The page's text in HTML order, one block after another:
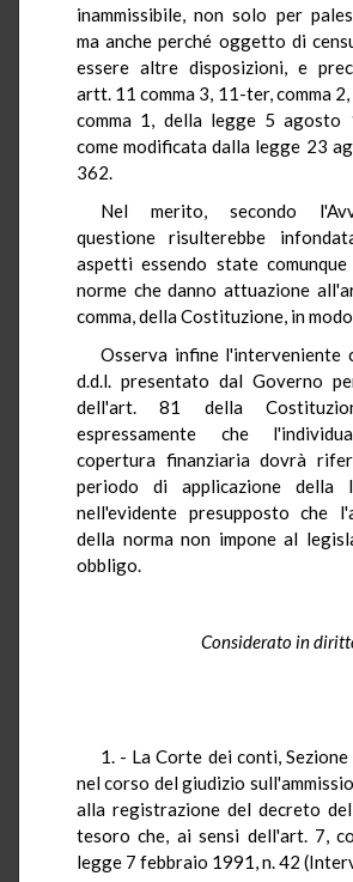
inammissibile, non solo per
ma anche perché oggetto di
essere altre disposizioni, e
artt. 11 comma 3, 11-ter, comma
comma 1, della legge 5 agosto
come modificata dalla legge 23
362.
Nel merito, secondo
questione risulterebbe
aspetti essendo state
norme che danno attuazione
comma, della Costituzione, in
Osserva infine l'interveniente
d.d.l. presentato dal Governo
dell'art. 81 della
espressamente che
copertura finanziaria dovrà
periodo di applicazione della
nell'evidente presupposto che
della norma non impone al
obbligo.
Considerato in
1. - La Corte dei conti,
nel corso del giudizio
alla registrazione del decreto
tesoro che, ai sensi dell'art. 7,
legge 7 febbraio 1991, n. 42